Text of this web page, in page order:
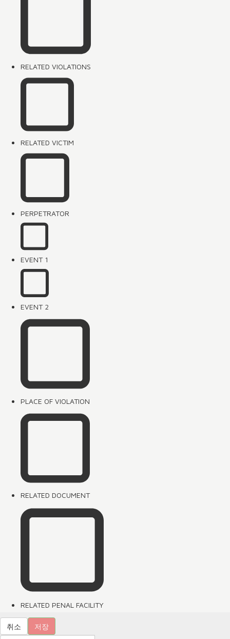
RELATED VIOLATIONS
RELATED VICTIM
PERPETRATOR
EVENT 1
EVENT 2
PLACE OF VIOLATION
RELATED DOCUMENT
RELATED PENAL FACILITY
취소 저장